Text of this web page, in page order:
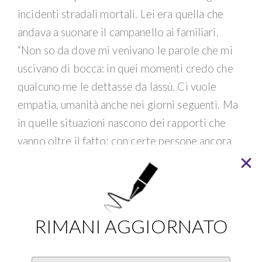
incidenti stradali mortali. Lei era quella che
andava a suonare il campanello ai familiari.
“Non so da dove mi venivano le parole che mi
uscivano di bocca: in quei momenti credo che
qualcuno me le dettasse da lassù. Ci vuole
empatia, umanità anche nei giorni seguenti. Ma
in quelle situazioni nascono dei rapporti che
vanno oltre il fatto: con certe persone ancora
mi sento. Per reggere il carico emotivo ci vuole
una buona famiglia: quando torni casa e hai
vissuto questo stress emotivo riuscire a
rielaborarlo con i familiari o i colleghi è un
valore aggiunto”.
RIMANI AGGIORNATO